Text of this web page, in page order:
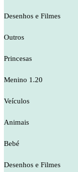
Desenhos e Filmes
Outros
Princesas
Menino 1.20
Veículos
Animais
Bebé
Desenhos e Filmes